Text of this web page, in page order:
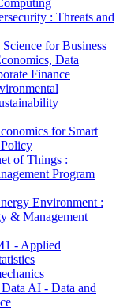
: Threats and
for Business
Data
Finance
for Smart
of Things :
Program
Environment :
& Management
- Applied
AI - Data and